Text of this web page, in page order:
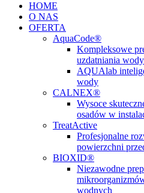
HOME
O NAS
OFERTA
AquaCode®
Kompleksowe
uzdatniania wody
AQUAlab
wody
CALNEX®
Wysoce
osadów w
TreatActive
Profesjonalne
powierzchni
BIOXID®
Niezawodne
wodnych